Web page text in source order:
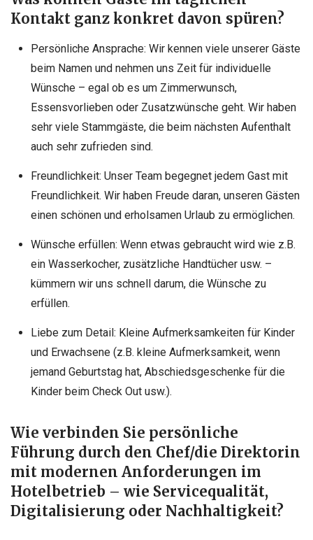
Kontakt ganz konkret davon spüren?
Persönliche Ansprache: Wir kennen viele unserer Gäste
beim Namen und nehmen uns Zeit für individuelle
Wünsche – egal ob es um Zimmerwunsch,
Essensvorlieben oder Zusatzwünsche geht. Wir haben
sehr viele Stammgäste, die beim nächsten Aufenthalt
auch sehr zufrieden sind.
Freundlichkeit: Unser Team begegnet jedem Gast mit
Freundlichkeit. Wir haben Freude daran, unseren Gästen
einen schönen und erholsamen Urlaub zu ermöglichen.
Wünsche erfüllen: Wenn etwas gebraucht wird wie z.B.
ein Wasserkocher, zusätzliche Handtücher usw. –
kümmern wir uns schnell darum, die Wünsche zu
erfüllen.
Liebe zum Detail: Kleine Aufmerksamkeiten für Kinder
und Erwachsene (z.B. kleine Aufmerksamkeit, wenn
jemand Geburtstag hat, Abschiedsgeschenke für die
Kinder beim Check Out usw.).
Wie verbinden Sie persönliche
Führung durch den Chef/die Direktorin
mit modernen Anforderungen im
Hotelbetrieb – wie Servicequalität,
Digitalisierung oder Nachhaltigkeit?